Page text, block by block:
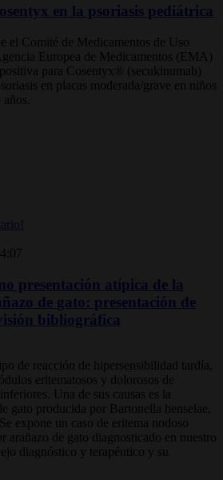
en la psoriasis pediátrica
el Comité de Medicamentos de Uso
Europea de Medicamentos (EMA)
para Cosentyx® (secukinumab)
en placas moderada/grave en niños
presentación atípica de la
de gato: presentación de
bibliográfica
de reacción de hipersensibilidad tardía,
eritematosos y dolorosos de
Una de sus causas es la
gato producida por Bartonella henselae,
expone un caso de eritema nodoso
arañazo de gato diagnosticado en nuestro
diagnóstico y terapéutico y su